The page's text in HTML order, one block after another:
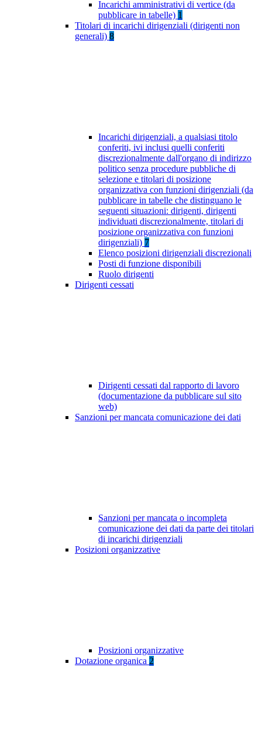
Incarichi amministrativi di vertice (da
pubblicare in tabelle) 1
Titolari di incarichi dirigenziali (dirigenti non
generali) 8
Incarichi dirigenziali, a qualsiasi titolo
conferiti, ivi inclusi quelli conferiti
discrezionalmente dall'organo di indirizzo
politico senza procedure pubbliche di
selezione e titolari di posizione
organizzativa con funzioni dirigenziali (da
pubblicare in tabelle che distinguano le
seguenti situazioni: dirigenti, dirigenti
individuati discrezionalmente, titolari di
posizione organizzativa con funzioni
dirigenziali) 7
Elenco posizioni dirigenziali discrezionali
Posti di funzione disponibili
Ruolo dirigenti
Dirigenti cessati
Dirigenti cessati dal rapporto di lavoro
(documentazione da pubblicare sul sito
web)
Sanzioni per mancata comunicazione dei dati
Sanzioni per mancata o incompleta
comunicazione dei dati da parte dei titolari
di incarichi dirigenziali
Posizioni organizzative
Posizioni organizzative
Dotazione organica 2